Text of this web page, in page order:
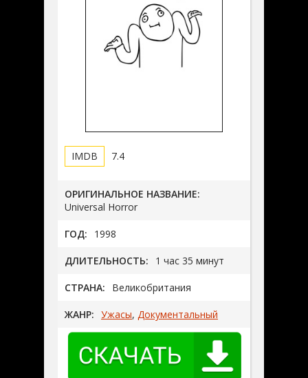
7.4
ОРИГИНАЛЬНОЕ НАЗВАНИЕ:
Universal Horror
ГОД: 1998
ДЛИТЕЛЬНОСТЬ: 1 час 35 минут
СТРАНА: Великобритания
ЖАНР: Ужасы, Документальный